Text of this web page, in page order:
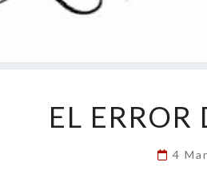
EL
4